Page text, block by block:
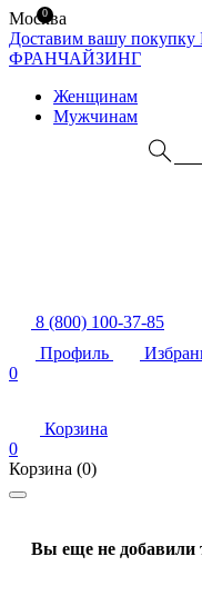
Москва
Доставим вашу
ФРАНЧАЙЗИНГ
Женщинам
Мужчинам
8 (800) 100-37-85
Профиль
0
Корзина
0
Корзина (0)
Вы еще не добавили
0